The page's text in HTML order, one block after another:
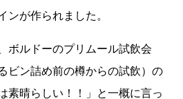
ンが作られました。
ボルドーのプリムール試飲会
ビン詰め前の樽からの試飲）の
素晴らしい！！」と一概に言っ